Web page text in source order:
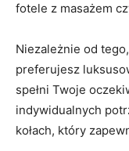
fotele z masażem
Niezależnie⁣ od
preferujesz
spełni ‌Twoje
indywidualnych
kołach, który